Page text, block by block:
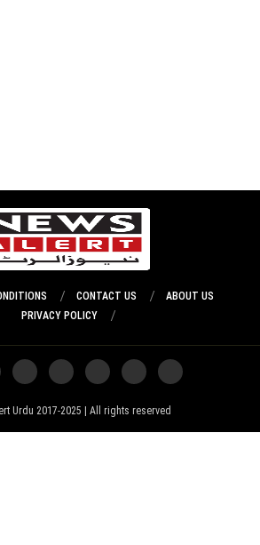
ABOUT US
CONTACT US
PRIVACY POLICY
Urdu 2017-2025 | All rights reserved ©